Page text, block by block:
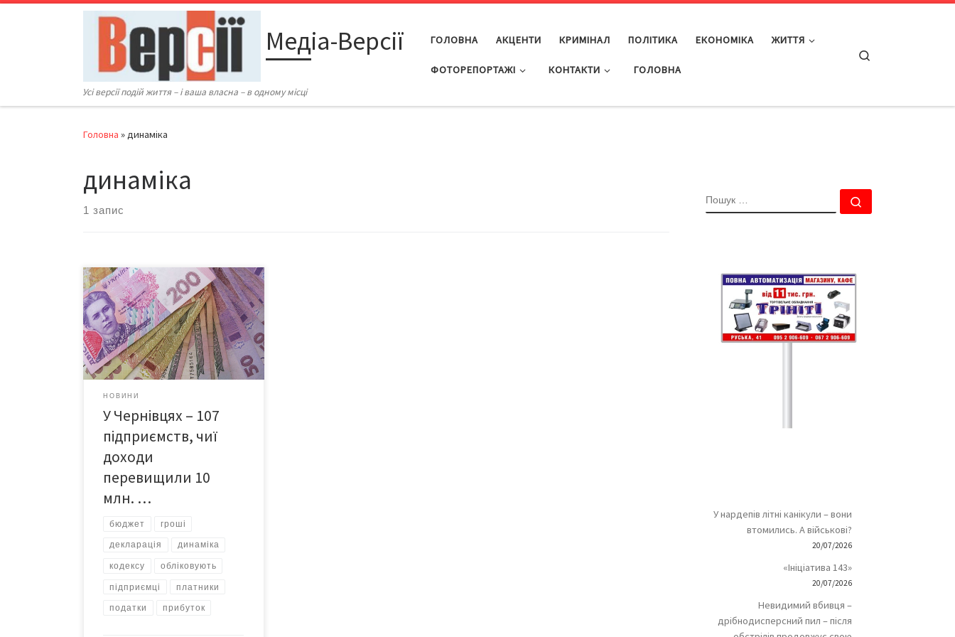
Перейти до вмісту
Медіа-Версії
Усі версії подій життя – і ваша власна – в одному місці
ГОЛОВНА АКЦЕНТИ КРИМІНАЛ ПОЛІТИКА ЕКОНОМІКА ЖИТТЯ
ФОТОРЕПОРТАЖІ КОНТАКТИ ГОЛОВНА
Головна »динаміка
динаміка
1 запис
Але на прикінці року їх буде, за
нашими прогнозами, 150-160, –
повідомила під час брифінгу
заступниця начальника ДПІ у м.
Чернівці Тетяна ШПАК. Саме нові
платники й здійснюватимуть
наступного року авансові платежі
новим Податковим кодексом,
подаватимуть звіти про свої
прибутки лише раз на рік. […]
НОВИНИ
У Чернівцях – 107
підприємств, чиї
доходи
перевищили 10
млн. …
бюджет гроші
декларація динаміка
кодексу обліковують
підприємці платники
податки прибуток
ПОШУК
У нардепів літні канікули – вони
втомились. А військові?
20/07/2026
«Ініціатива 143»
20/07/2026
Невидимий вбивця –
дрібнодисперсний пил – після